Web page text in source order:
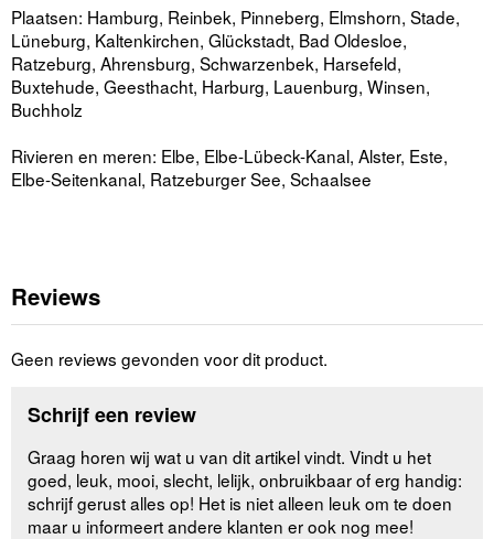
Plaatsen: Hamburg, Reinbek, Pinneberg, Elmshorn, Stade,
Lüneburg, Kaltenkirchen, Glückstadt, Bad Oldesloe,
Ratzeburg, Ahrensburg, Schwarzenbek, Harsefeld,
Buxtehude, Geesthacht, Harburg, Lauenburg, Winsen,
Buchholz
Rivieren en meren: Elbe, Elbe-Lübeck-Kanal, Alster, Este,
Elbe-Seitenkanal, Ratzeburger See, Schaalsee
Reviews
Geen reviews gevonden voor dit product.
Schrijf een review
Graag horen wij wat u van dit artikel vindt. Vindt u het
goed, leuk, mooi, slecht, lelijk, onbruikbaar of erg handig:
schrijf gerust alles op! Het is niet alleen leuk om te doen
maar u informeert andere klanten er ook nog mee!